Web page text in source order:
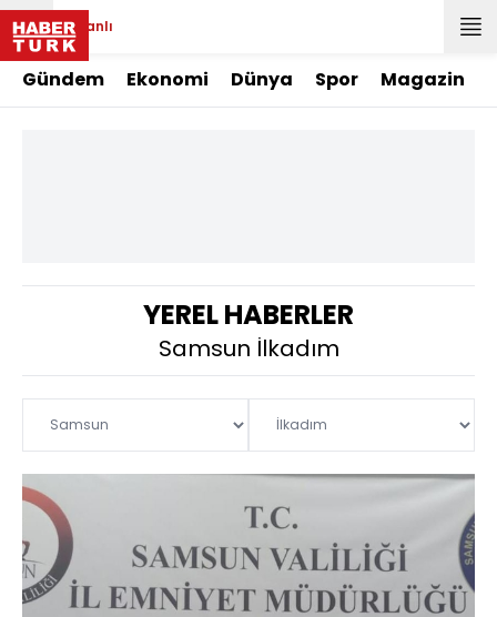
Canlı
Gündem Ekonomi Dünya Spor Magazin
YEREL HABERLER
Samsun İlkadım